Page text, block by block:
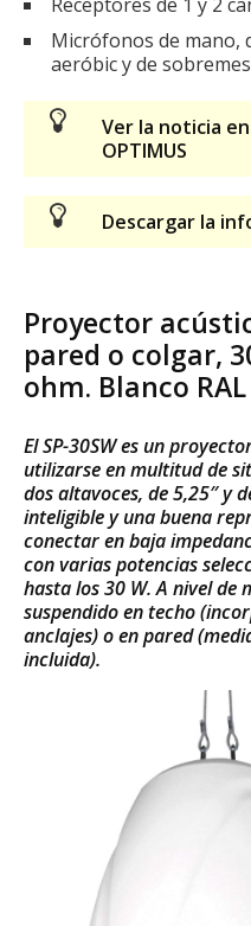
Micrófonos de mano,
aeróbic y de
Ver la noticia
OPTIMUS
Descargar la
Proyector
pared o colgar,
ohm. Blanco RAL
El SP-30SW es un
utilizarse en multitud de
dos altavoces, de 5,25″ y
inteligible y una buena
conectar en baja
con varias potencias
hasta los 30 W. A nivel
suspendido en techo
anclajes) o en pared
incluida).